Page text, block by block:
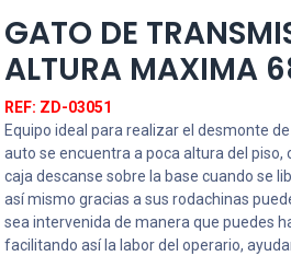
GATO DE
ALTURA MAXIMA
REF: ZD-03051
Equipo ideal para realizar el desmonte
auto se encuentra a poca altura del
caja descanse sobre la base cuando se
así mismo gracias a sus rodachinas
sea intervenida de manera que puedes
facilitando así la labor del operario,